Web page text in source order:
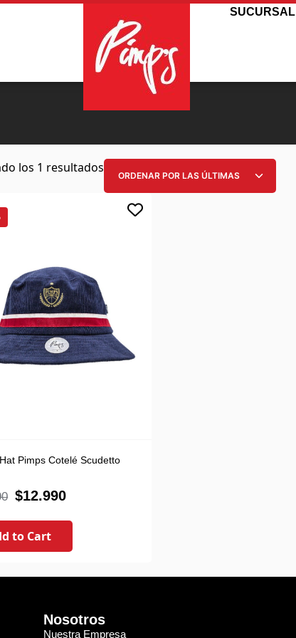
los 1 resultados
Pimps Cotelé Scudetto
$12.990
to Cart
Nosotros
Nuestra Empresa